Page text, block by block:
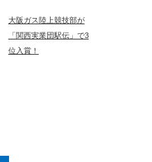
大阪ガス陸上競技部が
「関西実業団駅伝」で3
位入賞！